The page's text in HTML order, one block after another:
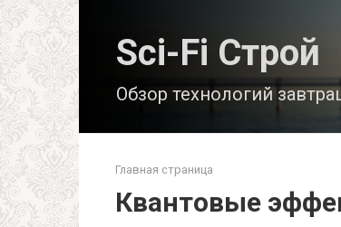
Sci-Fi Строй
Обзор технологий
Главная страница
Квантовые